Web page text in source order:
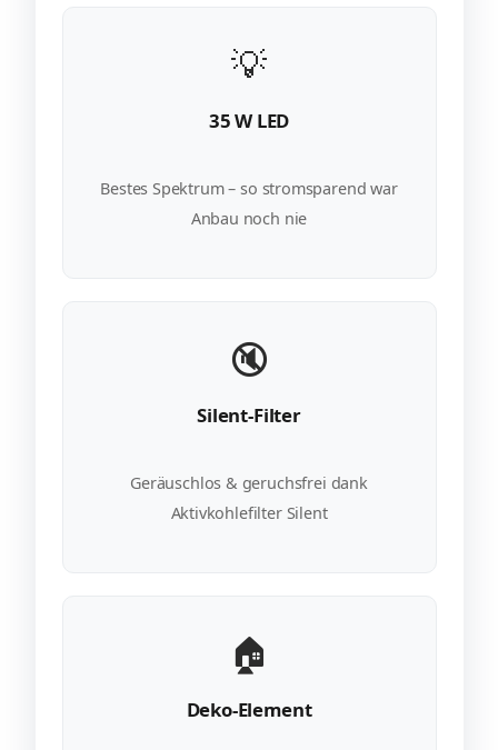
💡
35 W LED
Bestes Spektrum – so stromsparend war
Anbau noch nie
🔇
Silent-Filter
Geräuschlos & geruchsfrei dank
Aktivkohlefilter Silent
🏠
Deko-Element